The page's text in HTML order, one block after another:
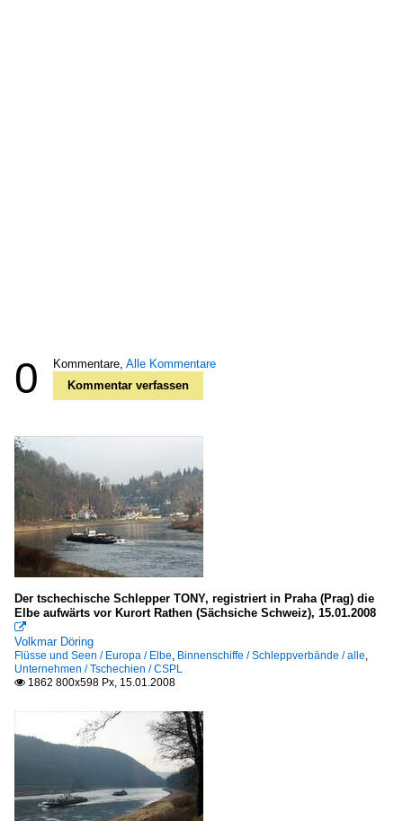
0 Kommentare, Alle Kommentare
Kommentar verfassen
Der tschechische Schlepper TONY, registriert in Praha (Prag) die
Elbe aufwärts vor Kurort Rathen (Sächsiche Schweiz), 15.01.2008

Volkmar Döring
Flüsse und Seen / Europa / Elbe, Binnenschiffe / Schleppverbände / alle,
Unternehmen / Tschechien / CSPL
 1862 800x598 Px, 15.01.2008